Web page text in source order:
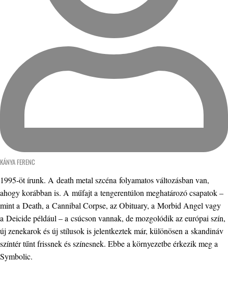
KÁNYA FERENC
1995-öt írunk. A death metal szcéna folyamatos változásban van,
ahogy korábban is. A műfajt a tengerentúlon meghatározó csapatok –
mint a Death, a Cannibal Corpse, az Obituary, a Morbid Angel vagy
a Deicide például – a csúcson vannak, de mozgolódik az európai szín,
új zenekarok és új stílusok is jelentkeztek már, különösen a skandináv
színtér tűnt frissnek és színesnek. Ebbe a környezetbe érkezik meg a
Symbolic.